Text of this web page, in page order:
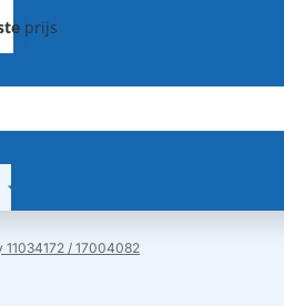
prijs
/ 17004082